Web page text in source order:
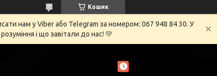
Кошик
нам у Viber або Telegram за номером: 067 948 84 30. У
і що завітали до нас! 💛